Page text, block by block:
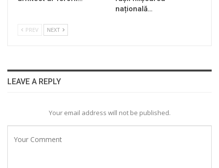
națională…
PREV NEXT
LEAVE A REPLY
Your email address will not be published.